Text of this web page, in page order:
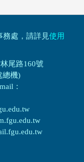
務處，請詳見使用
尾路160號
總機)
：